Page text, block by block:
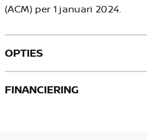
(ACM) per 1 januari 2024.
OPTIES
FINANCIERING